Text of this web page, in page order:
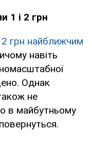
1 і 2 грн
грн найближчим
навіть
Однак
не
в майбутньому